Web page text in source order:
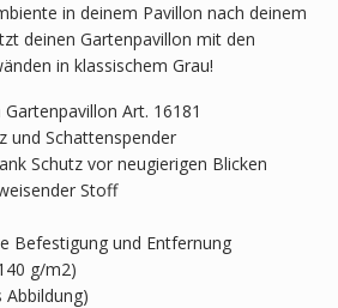
in deinem Pavillon nach deinem
deinen Gartenpavillon mit den
in klassischem Grau!
Art. 16181
und Schattenspender
Schutz vor neugierigen Blicken
Stoff
Befestigung und Entfernung
g/m2)
Abbildung)